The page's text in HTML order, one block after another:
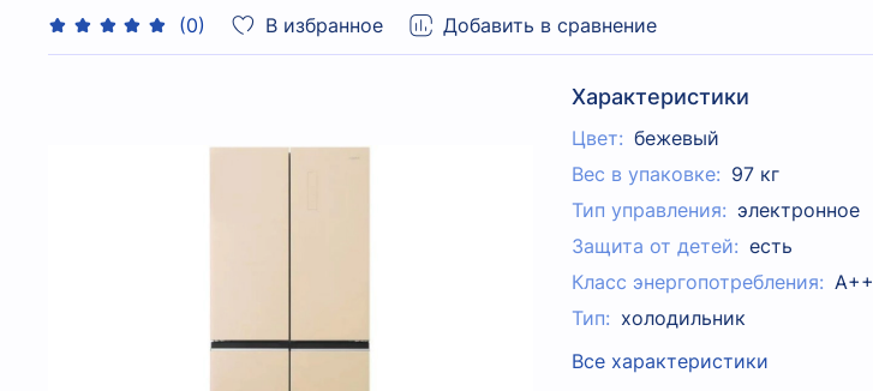
(0) В избранное Добавить в сравнение
Характеристики
Цвет: бежевый
Вес в упаковке: 97 кг
Тип управления: электронное
Защита от детей: есть
Класс энергопотребления: A++
Тип: холодильник
Все характеристики